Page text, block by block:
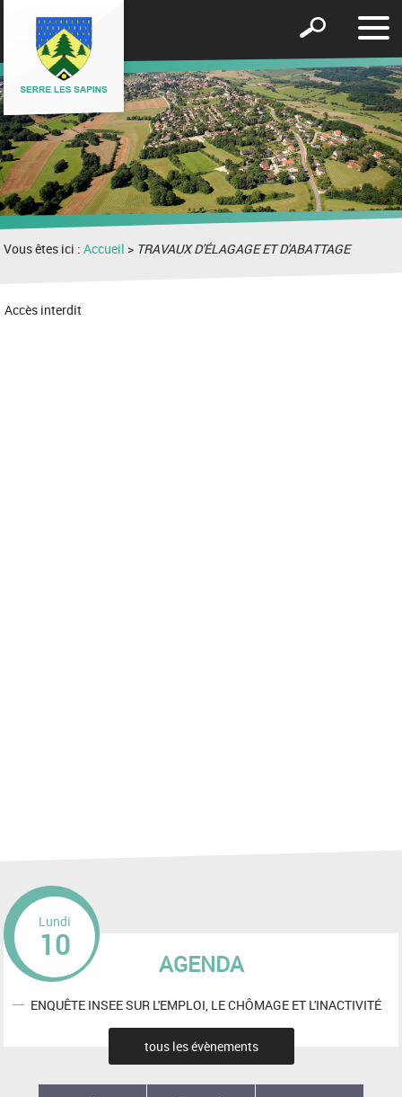
le
Afficher
formulaire
de
recherche
Vous êtes ici :Accueil > TRAVAUX D'ÉLAGAGE ET D'ABATTAGE
Accès interdit
AGENDA
Lundi
10
ENQUÊTE INSEE SUR L'EMPLOI, LE CHÔMAGE ET L'INACTIVITÉ
tous les évènements